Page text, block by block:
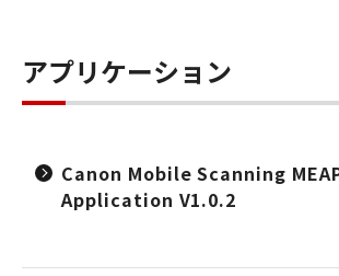
アプリケーション
Canon Mobile Scanning
Application V1.0.2